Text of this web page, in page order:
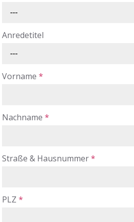
---
Anredetitel
---
Vorname*
Nachname*
Straße & Hausnummer*
PLZ*